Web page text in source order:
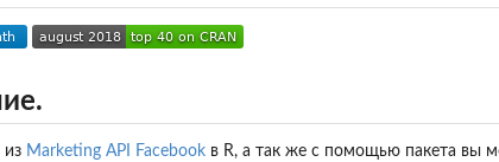
из Marketing API Facebook в R, а так же с помощью пакета вы